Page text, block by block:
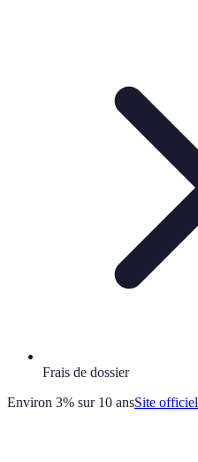
Frais de dossier
Environ 3% sur 10 ansSite officiel